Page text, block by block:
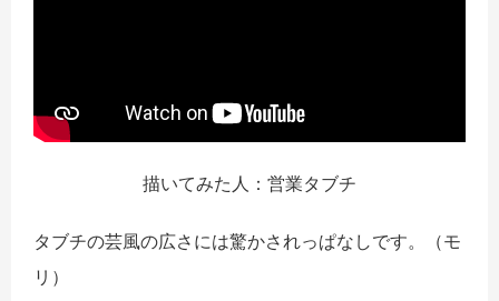
描いてみた人：営業タブチ
タブチの芸風の広さには驚かされっぱなしです。（モ
リ）